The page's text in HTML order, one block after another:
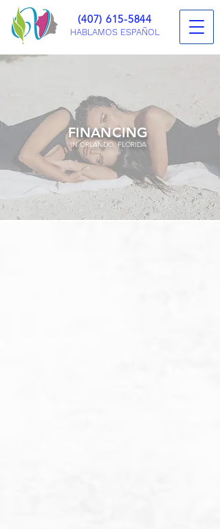
(407) 615-5844
HABLAMOS ESPAÑOL
FINANCING
IN ORLANDO, FLORIDA